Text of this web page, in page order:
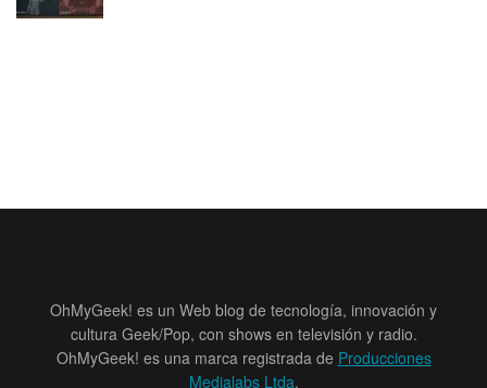
OhMyGeek! es un Web blog de tecnología, innovación y
cultura Geek/Pop, con shows en televisión y radio.
OhMyGeek! es una marca registrada de Producciones
Medialabs Ltda.